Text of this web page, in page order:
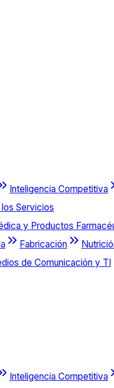
Inteligencia Competitiva
Servicios
y Productos
Fabricación
de Comunicación y TI
Inteligencia Competitiva